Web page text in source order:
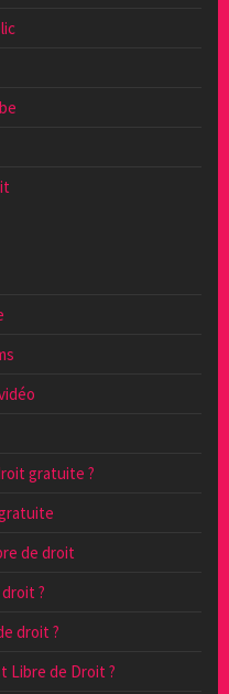
gratuite ?
de droit
?
droit ?
Libre de Droit ?